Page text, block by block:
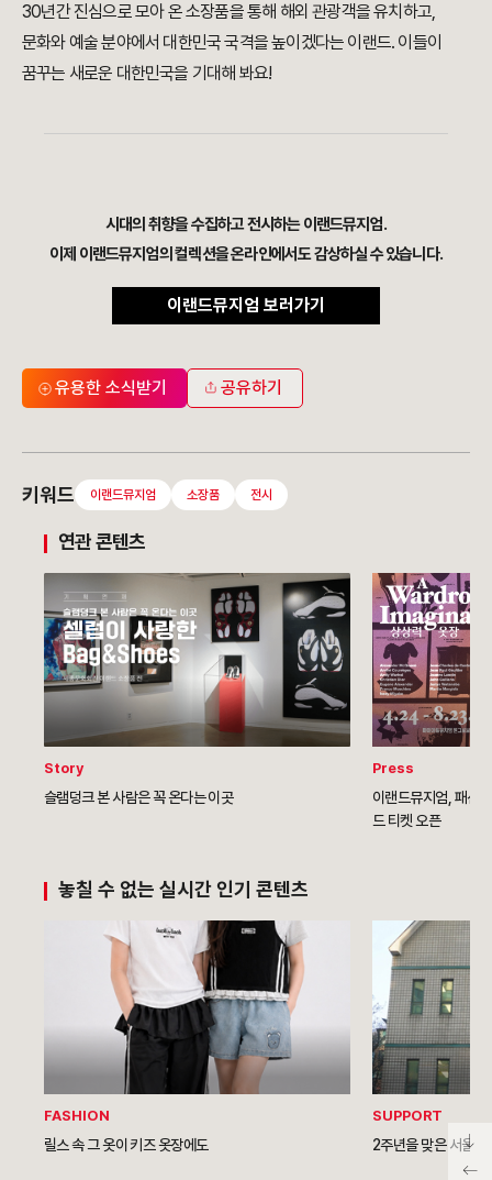
30년간 진심으로 모아 온 소장품을 통해 해외 관광객을 유치하고,
문화와 예술 분야에서 대한민국 국격을 높이겠다는 이랜드. 이들이
꿈꾸는 새로운 대한민국을 기대해 봐요!
시대의 취향을 수집하고 전시하는 이랜드뮤지엄.
이제 이랜드뮤지엄의 컬렉션을 온라인에서도 감상하실 수 있습니다.
이랜드뮤지엄 보러가기
유용한 소식받기 공유하기
키워드 이랜드뮤지엄 소장품 전시
연관 콘텐츠
Story
슬램덩크 본 사람은 꼭 온다는 이곳
Press
이랜드뮤지엄, 패션
드 티켓 오픈
놓칠 수 없는 실시간 인기 콘텐츠
FASHION
릴스 속 그 옷이 키즈 옷장에도
SUPPORT
2주년을 맞은 서울역